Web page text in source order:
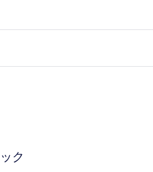
ク